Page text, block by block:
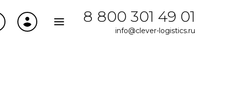
8 800 301 49 01
info@clever-logistics.ru